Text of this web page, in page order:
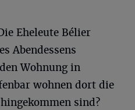
Eheleute Bélier
Abendessens
Wohnung in
wohnen dort die
sind?